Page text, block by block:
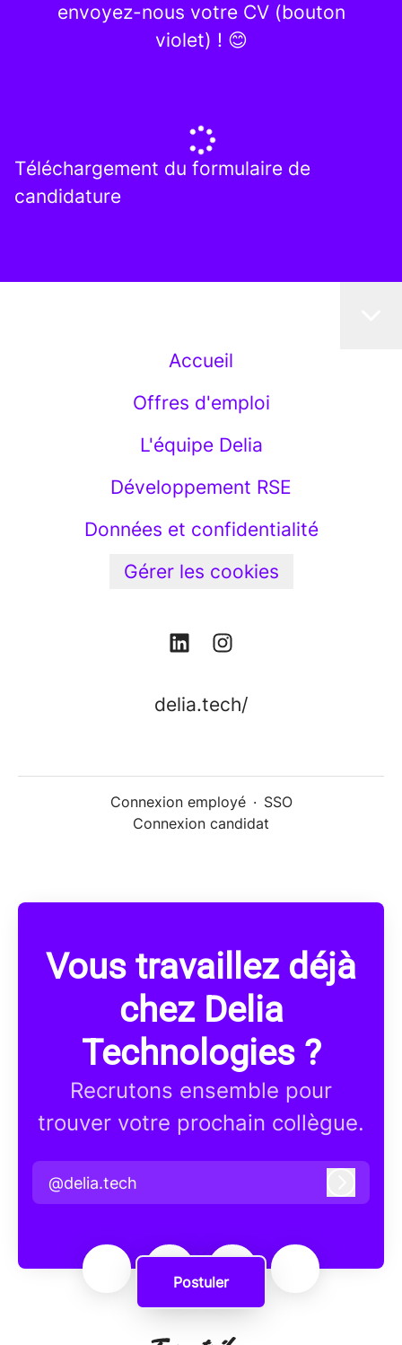
Postuler
envoyez-nous votre CV (bouton
violet) ! 😊
Téléchargement du formulaire de
candidature
Accueil
Offres d'emploi
L'équipe Delia
Développement RSE
Données et confidentialité
Gérer les cookies
delia.tech/
Connexion employé · SSO
Connexion candidat
Vous travaillez déjà
chez Delia
Technologies ?
Recrutons ensemble pour
trouver votre prochain collègue.
@delia.tech